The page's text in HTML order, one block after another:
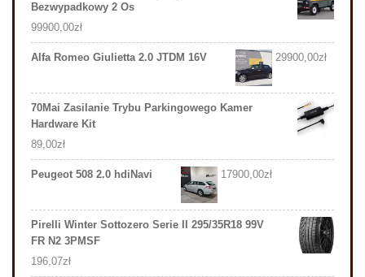
Bezwypadkowy 2 Os
99900,00zł
Alfa Romeo Giulietta 2.0 JTDM 16V 29900,00zł
70Mai Zasilanie Trybu Parkingowego Kamer
Hardware Kit
89,00zł
Peugeot 508 2.0 hdiNavi 17900,00zł
Pirelli Winter Sottozero Serie II 295/35R18 99V
FR N2 3PMSF
196,07zł